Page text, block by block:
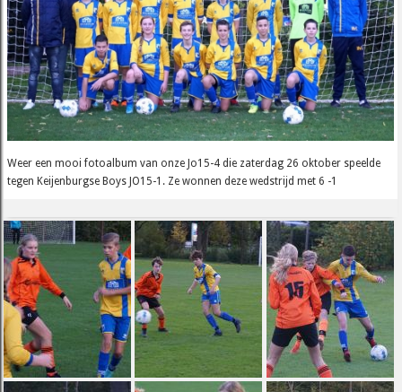
Weer een mooi fotoalbum van onze Jo15-4 die zaterdag 26 oktober speelde
tegen Keijenburgse Boys JO15-1. Ze wonnen deze wedstrijd met 6 -1